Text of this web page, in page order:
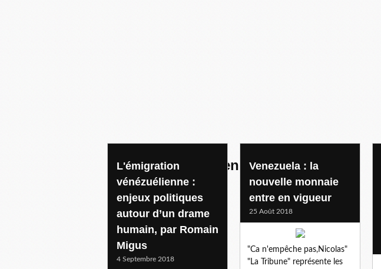
amerique latine venezuela
L'émigration
vénézuélienne :
enjeux politiques
autour d’un drame
humain, par Romain
Migus
4 Septembre 2018
Venezuela : la
nouvelle monnaie
entre en vigueur
25 Août 2018
"Ca n'empêche pas,Nicolas"
"La Tribune" représente les